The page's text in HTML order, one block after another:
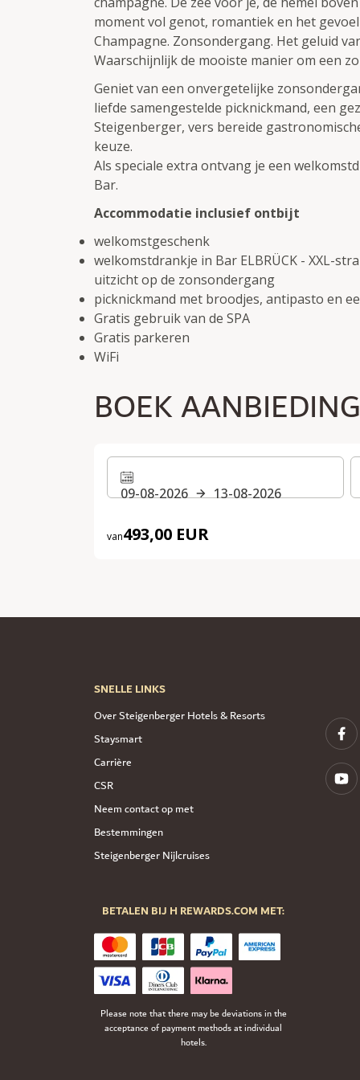
moment vol genot, romantiek en het gevoel
Champagne. Zonsondergang. Het geluid
Waarschijnlijk de mooiste manier om een
Geniet van een onvergetelijke
liefde samengestelde picknickmand, een
Steigenberger, vers bereide
keuze.
Als speciale extra ontvang je een
Bar.
Accommodatie inclusief ontbijt
welkomstgeschenk
welkomstdrankje in Bar ELBRÜCK - XXL-
uitzicht op de zonsondergang
picknickmand met broodjes, antipasto en
Gratis gebruik van de SPA
Gratis parkeren
WiFi
BOEK AANBIEDING
09-08-2026 13-08-2026
van493,00 EUR
SNELLE LINKS
Over Steigenberger Hotels & Resorts
Staysmart
Carrière
CSR
Neem contact op met
Bestemmingen
Steigenberger Nijlcruises
BETALEN BIJ H REWARDS.COM MET:
Please note that there may be deviations in the
acceptance of payment methods at individual
hotels.